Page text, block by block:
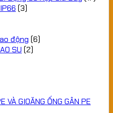
(3)
động (6)
SU (2)
VÀ GIOĂNG ỐNG GÂN PE